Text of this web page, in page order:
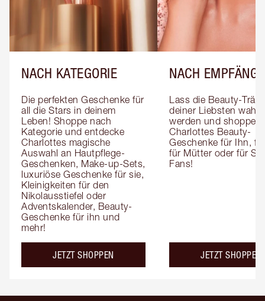
NACH KATEGORIE
Die perfekten Geschenke für
all die Stars in deinem
Leben! Shoppe nach
Kategorie und entdecke
Charlottes magische
Auswahl an Hautpflege-
Geschenken, Make-up-Sets,
luxuriöse Geschenke für sie,
Kleinigkeiten für den
Nikolausstiefel oder
Adventskalender, Beauty-
Geschenke für ihn und
mehr!
JETZT SHOPPEN
NACH
Lass die Beauty-
deiner Liebsten wahr
werden und shoppe
Charlottes Beauty-
Geschenke für Ihn,
für Mütter oder für
Fans!
JETZT SHOPPEN